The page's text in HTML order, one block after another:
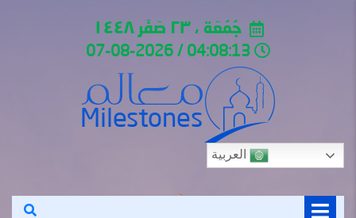
جُمُعَة ، ٢٣ صَفَر ١٤٤٨
العربية